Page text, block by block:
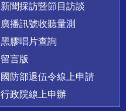
新聞採訪暨節目訪談
廣播訊號收聽量測
黑膠唱片查詢
留言版
國防部退伍令線上申請
行政院線上申辦